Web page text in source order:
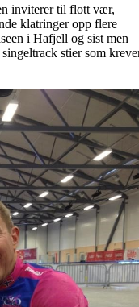
inviterer til flott vær,
klatringer opp flere
i Hafjell og sist men
stier som